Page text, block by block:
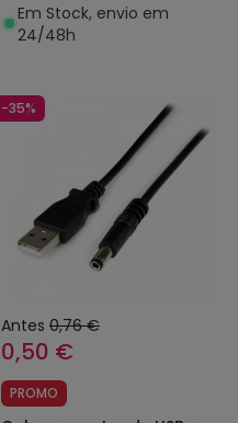
Em Stock, envio em
24/48h
-35%
Antes 0,76 €
0,50 €
PROMO